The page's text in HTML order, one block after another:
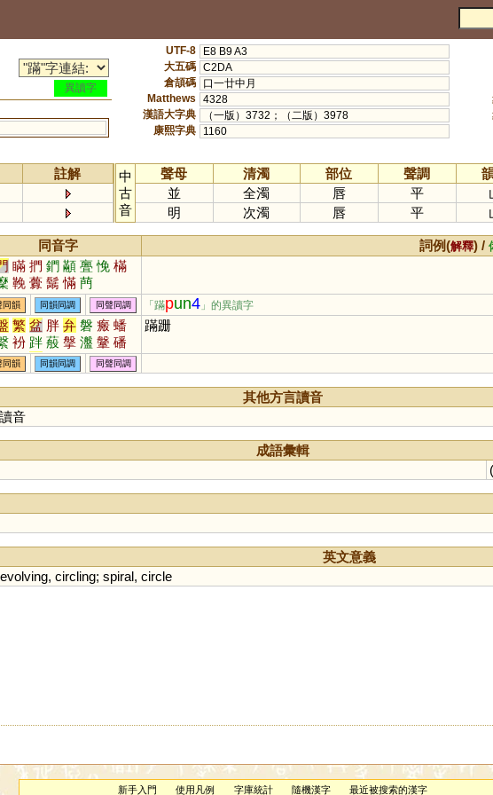
異讀字
UTF-8
E8 B9 A3
大五碼 C2DA
倉頡碼
口一廿中月
Matthews
4328
漢語大字典
（一版）3732；（二版）3978
康熙字典
1160
註解
中
古
音
聲母 清濁 部位 聲調
並
全濁 唇 平
明
次濁 唇 平
同音字 詞例(解釋) /
瞞 捫 鍆 顢 亹 悗 樠
鞔 虋 鬗 慲 菛
同韻 同韻同調 同聲同調 「蹣pun4 」的異讀字
繁 盆 胖 弁 磐 瘢 蟠
衯 跘 蒰 搫 瀊 鞶 磻
湓 洀
蹣跚
同韻 同韻同調 同聲同調
其他方言讀音
音
成語彙輯
英文意義
, circling; spiral, circle
新手入門 使用凡例 字庫統計 隨機漢字 最近被搜索的漢字